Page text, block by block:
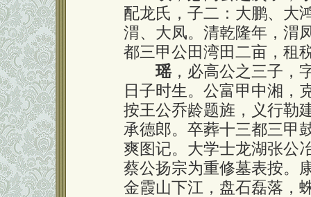
配龙氏，子二：大鹏、大
渭、大凤。清乾隆年，渭
都三甲公田湾田二亩，租
瑶，必高公之三子，
日子时生。公富甲中湘，
按王公乔龄题旌，义行勒
承德郎。卒葬十三都三甲
爽图记。大学士龙湖张公
蔡公扬宗为重修墓表按。
金霞山下江，盘石磊落，